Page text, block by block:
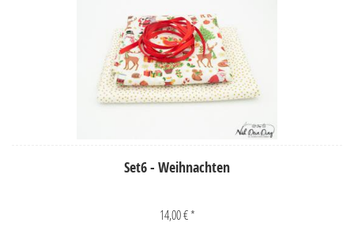
Set6 - Weihnachten
14,00 € *